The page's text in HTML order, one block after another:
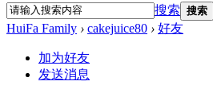
搜索 搜索
HuiFa Family › cakejuice80 › 好友
加为好友
发送消息